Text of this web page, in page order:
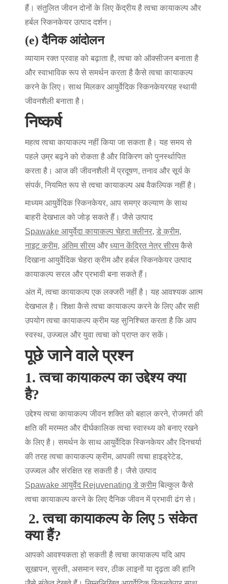
हैं। संतुलित जीवन दोनों के लिए केंद्रीय है त्वचा कायाकल्प और
हर्बल स्किनकेयर उत्पाद दर्शन।
(e) दैनिक आंदोलन
व्यायाम रक्त प्रवाह को बढ़ाता है, त्वचा को ऑक्सीजन बनाता है
और स्वाभाविक रूप से समर्थन करता है कैसे त्वचा कायाकल्प
करने के लिए । साथ मिलकर आयुर्वेदिक स्किनकेयरयह स्थायी
जीवनशैली बनाता है।
निष्कर्ष
महत्व त्वचा कायाकल्प नहीं किया जा सकता है। यह समय से
पहले उम्र बढ़ने को रोकता है और विकिरण को पुनर्स्थापित
करता है। आज की जीवनशैली में प्रदूषण, तनाव और सूर्य के
संपर्क, नियमित रूप से त्वचा कायाकल्प अब वैकल्पिक नहीं है।
माध्यमआयुर्वेदिक स्किनकेयर, आप समग्र कल्याण के साथ
बाहरी देखभाल को जोड़ सकते हैं। जैसे उत्पाद
Spawake आयुर्वेदा कायाकल्प चेहरा क्लीनर, डे क्रीम,
नाइट क्रीम, अंतिम सीरमऔर ध्यान केंद्रित नेत्र सीरमकैसे
दिखाना आयुर्वेदिक चेहरा क्रीमऔर हर्बल स्किनकेयर उत्पाद
कायाकल्प सरल और प्रभावी बना सकते हैं।
अंत में, त्वचा कायाकल्प एक लक्जरी नहीं है। यह आवश्यक आत्म
देखभाल है। शिक्षा कैसे त्वचा कायाकल्प करने के लिए और सही
उपयोगत्वचा कायाकल्प क्रीमयह सुनिश्चित करता है कि आप
स्वस्थ, उज्ज्वल और युवा त्वचा को प्राप्त कर सकें।
पूछे जाने वाले प्रश्न
1. त्वचा कायाकल्प का उद्देश्य क्या
है?
उद्देश्य त्वचा कायाकल्प जीवन शक्ति को बहाल करने, रोजमर्रा की
क्षति की मरम्मत और दीर्घकालिक त्वचा स्वास्थ्य को बनाए रखने
के लिए है। समर्थन के साथ आयुर्वेदिक स्किनकेयर और दिनचर्या
की तरह त्वचा कायाकल्प क्रीम, आपकी त्वचा हाइड्रेटेड,
उज्ज्वल और संरक्षित रह सकती है। जैसे उत्पाद
Spawake आयुर्वेद Rejuvenating डे क्रीमबिल्कुल कैसे
त्वचा कायाकल्प करने के लिए दैनिक जीवन में प्रभावी ढंग से।
2.त्वचा कायाकल्प के लिए 5 संकेत
क्या हैं?
आपको आवश्यकता हो सकती है त्वचा कायाकल्प यदि आप
सूखापन, सुस्ती, असमान स्वर, ठीक लाइनों या दृढ़ता की हानि